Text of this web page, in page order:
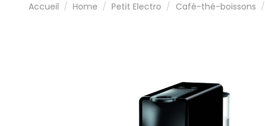
Accueil Home Petit Electro Café-thé-boissons